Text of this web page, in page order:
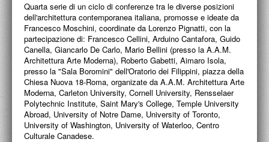
Quarta serie di un ciclo di conferenze tra le diverse posizioni
dell'architettura contemporanea italiana, promosse e ideate da
Francesco Moschini, coordinate da Lorenzo Pignatti, con la
partecipazione di: Francesco Cellini, Arduino Cantafora, Guido
Canella, Giancarlo De Carlo, Mario Bellini (presso la A.A.M.
Architettura Arte Moderna), Roberto Gabetti, Aimaro Isola,
presso la "Sala Boromini" dell'Oratorio dei Filippini, piazza della
Chiesa Nuova 18-Roma, organizate da A.A.M. Architettura Arte
Moderna, Carleton University, Cornell University, Rensselaer
Polytechnic Institute, Saint Mary's College, Temple University
Abroad, University of Notre Dame, University of Toronto,
University of Washington, University of Waterloo, Centro
Culturale Canadese.